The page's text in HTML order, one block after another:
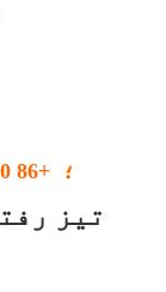
bellezhang@superelec.cn؛ +86 18838190080
تیز